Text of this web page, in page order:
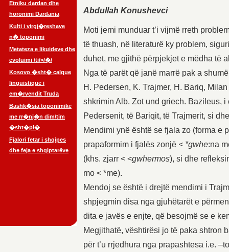
Etniku dardan dhe
horonimi Dardania
Kulti i virgj�reshave
n� toponimi
Metateza e likuideve dhe
evoluimi /ti/>/�/
Kosovo �sht� calque
linguistique i
em�rvendit Truda
Bashk�sia toponimike
me rr�nj�n dim/tim
�sht�pi�
Fjalori fetar i shqipes
dhe feja e shqiptarëve
Abdullah Konushevci
Moti jemi munduar t’i vijmë rreth
të thuash, në literaturë ky problem,
duhet, me gjithë përpjekjet e mëdha të
Nga të parët që janë marrë pak a
H. Pedersen, K. Trajmer, H. Bariq,
shkrimin Alb. Zot und griech. Bazileus,
Pedersenit, të Bariqit, të Trajmerit, si
Mendimi ynë është se fjala zo (forma e
prapaformim i fjalës zonjë < *gwhe:na
(khs. zjarr < <gwhermos), si dhe
mo < *me).
Mendoj se është i drejtë mendimi i
shpjegmin disa nga gjuhëtarët e
dita e javës e enjte, që besojmë se e
Megjithatë, vështirësi jo të paka shtron
për t’u rrjedhura nga prapashtesa i.e.